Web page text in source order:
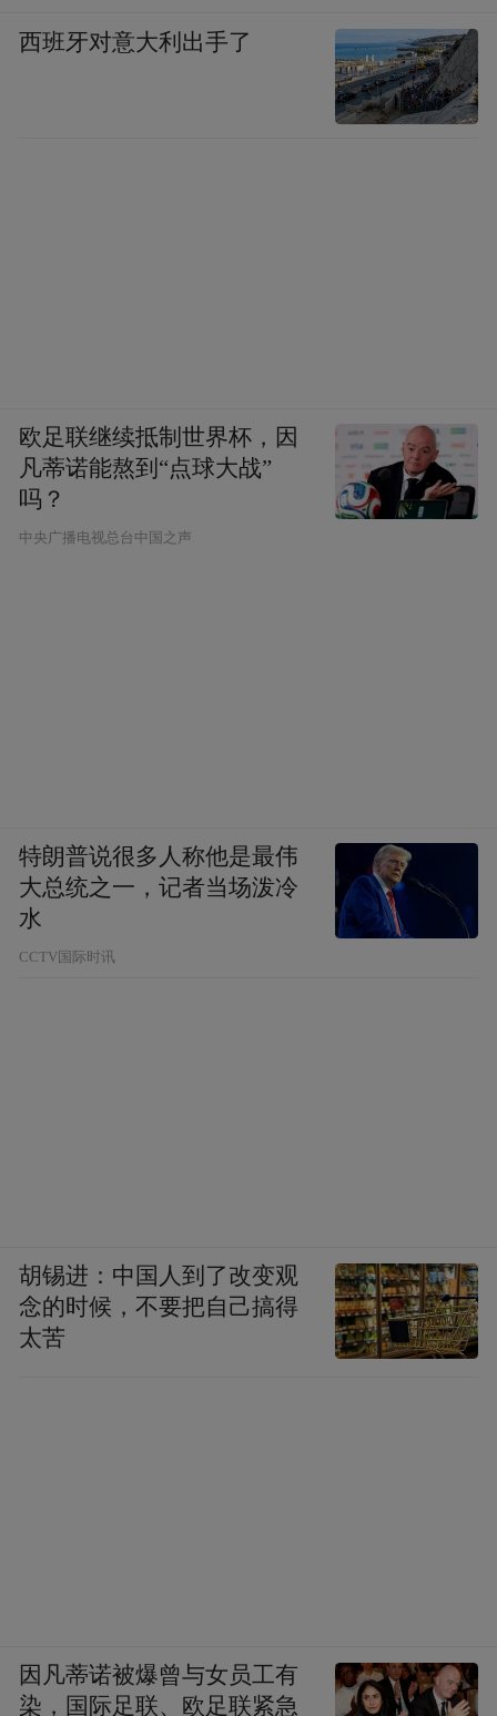
西班牙对意大利出手了
欧足联继续抵制世界杯，因
凡蒂诺能熬到“点球大战”
吗？
中央广播电视总台中国之声
特朗普说很多人称他是最伟
大总统之一，记者当场泼冷
水
CCTV国际时讯
胡锡进：中国人到了改变观
念的时候，不要把自己搞得
太苦
因凡蒂诺被爆曾与女员工有
染，国际足联、欧足联紧急